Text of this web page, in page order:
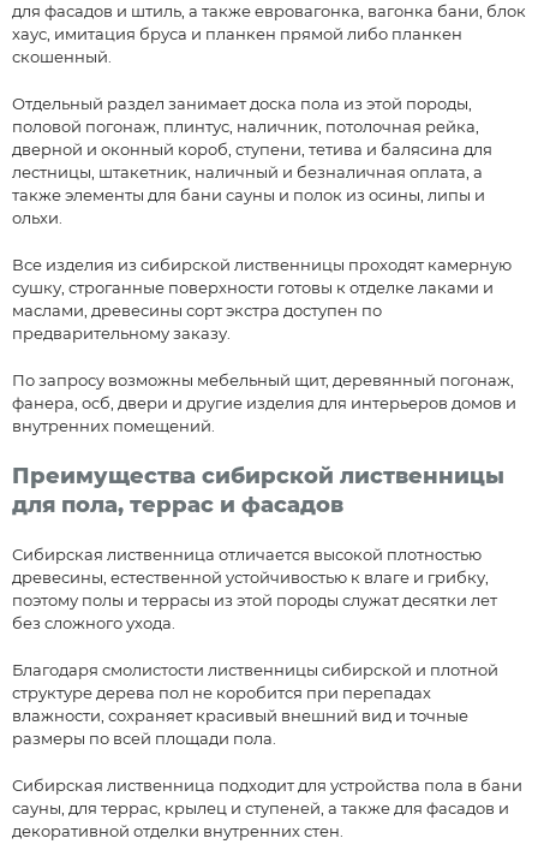
для фасадов и штиль, а также евровагонка, вагонка бани, блок
хаус, имитация бруса и планкен прямой либо планкен
скошенный.
Отдельный раздел занимает доска пола из этой породы,
половой погонаж, плинтус, наличник, потолочная рейка,
дверной и оконный короб, ступени, тетива и балясина для
лестницы, штакетник, наличный и безналичная оплата, а
также элементы для бани сауны и полок из осины, липы и
ольхи.
Все изделия из сибирской лиственницы проходят камерную
сушку, строганные поверхности готовы к отделке лаками и
маслами, древесины сорт экстра доступен по
предварительному заказу.
По запросу возможны мебельный щит, деревянный погонаж,
фанера, осб, двери и другие изделия для интерьеров домов и
внутренних помещений.
Преимущества сибирской лиственницы
для пола, террас и фасадов
Сибирская лиственница отличается высокой плотностью
древесины, естественной устойчивостью к влаге и грибку,
поэтому полы и террасы из этой породы служат десятки лет
без сложного ухода.
Благодаря смолистости лиственницы сибирской и плотной
структуре дерева пол не коробится при перепадах
влажности, сохраняет красивый внешний вид и точные
размеры по всей площади пола.
Сибирская лиственница подходит для устройства пола в бани
сауны, для террас, крылец и ступеней, а также для фасадов и
декоративной отделки внутренних стен.